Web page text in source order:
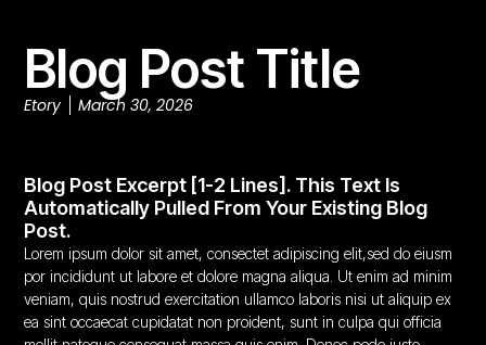
Blog Post Title
Etory March 30, 2026
Blog Post Excerpt [1-2 Lines]. This Text Is
Automatically Pulled From Your Existing Blog
Post.
Lorem ipsum dolor sit amet, consectet adipiscing elit,sed do eiusm
por incididunt ut labore et dolore magna aliqua. Ut enim ad minim
veniam, quis nostrud exercitation ullamco laboris nisi ut aliquip ex
ea sint occaecat cupidatat non proident, sunt in culpa qui officia